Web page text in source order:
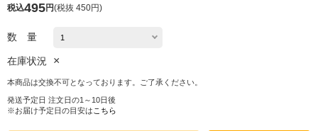
税込495円(税抜 450円)
数 量
在庫状況 ×
本商品は交換不可となっております。ご了承ください。
発送予定日 注文日の1～10日後
※お届け予定日の目安は こちら